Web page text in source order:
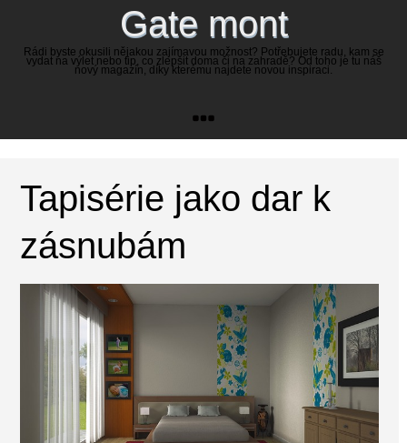
Gate mont
Rádi byste okusili nějakou zajímavou možnost? Potřebujete radu, kam se
vydat na výlet nebo tip, co zlepšit doma či na zahradě? Od toho je tu náš
nový magazín, díky kterému najdete novou inspiraci.
Tapisérie jako dar k
zásnubám